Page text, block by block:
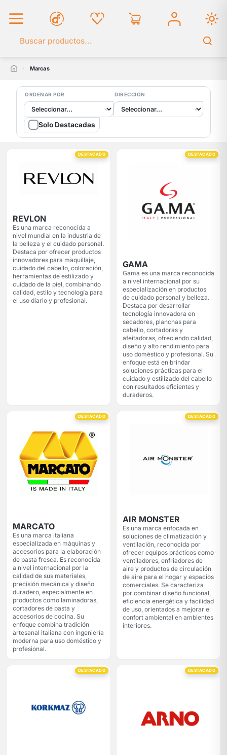
Buscar en el catálogo
Marcas
ORDENAR POR DIRECCIÓN
Solo Destacadas
DESTACADO
REVLON
Es una marca reconocida a
nivel mundial en la industria de
la belleza y el cuidado personal.
Destaca por ofrecer productos
innovadores para maquillaje,
cuidado del cabello, coloración,
herramientas de estilizado y
cuidado de la piel, combinando
calidad, estilo y tecnología para
el uso diario y profesional.
DESTACADO
GAMA
Gama es una marca reconocida
a nivel internacional por su
especialización en productos
de cuidado personal y belleza.
Destaca por desarrollar
tecnología innovadora en
secadores, planchas para
cabello, cortadoras y
afeitadoras, ofreciendo calidad,
diseño y alto rendimiento para
uso doméstico y profesional. Su
enfoque está en brindar
soluciones prácticas para el
cuidado y estilizado del cabello
con resultados eficientes y
duraderos.
DESTACADO
MARCATO
Es una marca italiana
especializada en máquinas y
accesorios para la elaboración
de pasta fresca. Es reconocida
a nivel internacional por la
calidad de sus materiales,
precisión mecánica y diseño
duradero, especialmente en
productos como laminadoras,
cortadores de pasta y
accesorios de cocina. Su
enfoque combina tradición
artesanal italiana con ingeniería
moderna para uso doméstico y
profesional.
DESTACADO
AIR MONSTER
Es una marca enfocada en
soluciones de climatización y
ventilación, reconocida por
ofrecer equipos prácticos como
ventiladores, enfriadores de
aire y productos de circulación
de aire para el hogar y espacios
comerciales. Se caracteriza
por combinar diseño funcional,
eficiencia energética y facilidad
de uso, orientados a mejorar el
confort ambiental en ambientes
interiores.
DESTACADO DESTACADO